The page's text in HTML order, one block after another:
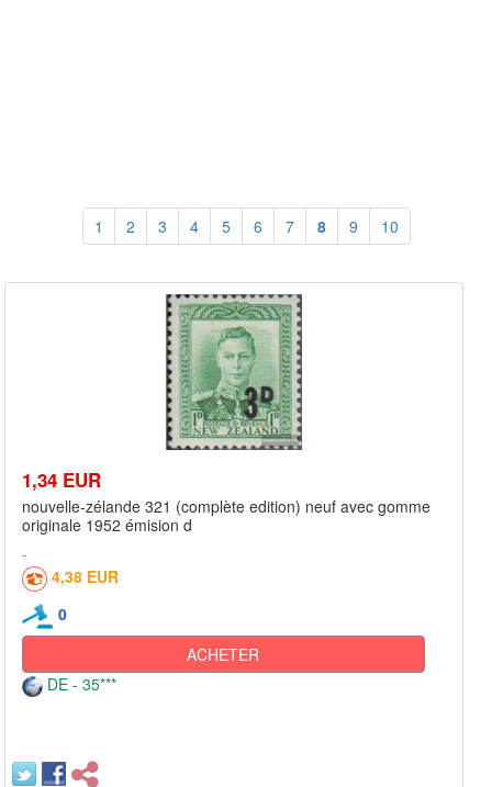
1 2 3 4 5 6 7 8 9 10
1,34 EUR
nouvelle-zélande 321 (complète edition) neuf avec gomme
originale 1952 émision d
4,38 EUR
0
ACHETER
DE - 35***